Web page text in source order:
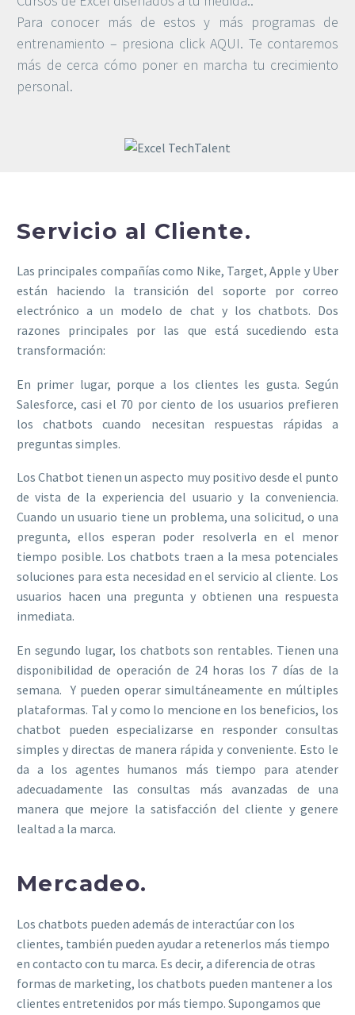
Para conocer más de estos y más programas de
entrenamiento – presiona click AQUI. Te contaremos
más de cerca cómo poner en marcha tu crecimiento
personal.
Servicio al Cliente.
Las principales compañías como Nike, Target, Apple y Uber
están haciendo la transición del soporte por correo
electrónico a un modelo de chat y los chatbots. Dos
razones principales por las que está sucediendo esta
transformación:
En primer lugar, porque a los clientes les gusta. Según
Salesforce, casi el 70 por ciento de los usuarios prefieren
los chatbots cuando necesitan respuestas rápidas a
preguntas simples.
Los Chatbot tienen un aspecto muy positivo desde el punto
de vista de la experiencia del usuario y la conveniencia.
Cuando un usuario tiene un problema, una solicitud, o una
pregunta, ellos esperan poder resolverla en el menor
tiempo posible. Los chatbots traen a la mesa potenciales
soluciones para esta necesidad en el servicio al cliente. Los
usuarios hacen una pregunta y obtienen una respuesta
inmediata.
En segundo lugar, los chatbots son rentables. Tienen una
disponibilidad de operación de 24 horas los 7 días de la
semana. Y pueden operar simultáneamente en múltiples
plataformas. Tal y como lo mencione en los beneficios, los
chatbot pueden especializarse en responder consultas
simples y directas de manera rápida y conveniente. Esto le
da a los agentes humanos más tiempo para atender
adecuadamente las consultas más avanzadas de una
manera que mejore la satisfacción del cliente y genere
lealtad a la marca.
Mercadeo.
Los chatbots pueden además de interactúar con los
clientes, también pueden ayudar a retenerlos más tiempo
en contacto con tu marca. Es decir, a diferencia de otras
formas de marketing, los chatbots pueden mantener a los
clientes entretenidos por más tiempo. Supongamos que